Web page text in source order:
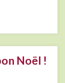
Noël !